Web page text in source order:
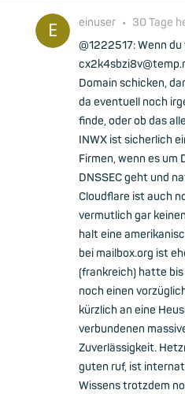
einuser • 30 Tage
@1222517: Wenn
Domain schicken,
da eventuell noch
finde, oder ob das
INWX ist sicherlich
Firmen, wenn es um
DNSSEC geht und
Cloudflare ist auch
vermutlich gar
halt eine
bei mailbox.org ist
(frankreich) hatte
noch einen
kürzlich an eine
verbundenen
Zuverlässigkeit.
guten ruf, ist
Wissens trotzdem